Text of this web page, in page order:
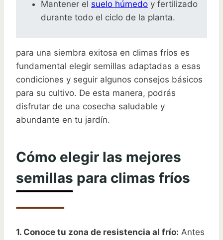
Mantener el suelo húmedo y fertilizado
durante todo el ciclo de la planta.
para una siembra exitosa en climas fríos es
fundamental elegir semillas adaptadas a esas
condiciones y seguir algunos consejos básicos
para su cultivo. De esta manera, podrás
disfrutar de una cosecha saludable y
abundante en tu jardín.
Cómo elegir las mejores
semillas para climas fríos
1. Conoce tu zona de resistencia al frío: Antes